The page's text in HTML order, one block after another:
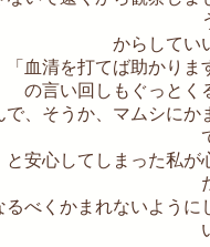
からしてい
「血清を打てば助かりま
の言い回しもぐっとく
で、そうか、マムシにか
と安心してしまった私が
るべくかまれないように